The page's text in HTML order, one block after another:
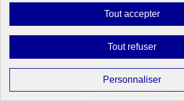
Tout accepter
tous
Tout refuserInterdire
tous
Personnaliser
les